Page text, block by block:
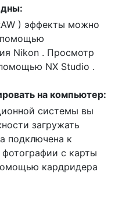
) эффекты можно
помощью
Nikon . Просмотр
NX Studio .
на компьютер:
системы вы
загружать
подключена к
с карты
кардридера